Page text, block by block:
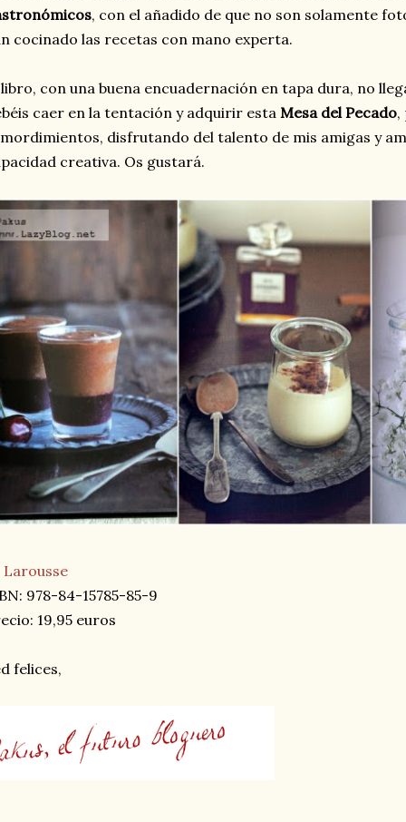
, con el añadido de que no son solamente
cocinado las recetas con mano experta.
con una buena encuadernación en tapa dura, no
caer en la tentación y adquirir esta Mesa del Pecado,
disfrutando del talento de mis amigas y
creativa. Os gustará.
Larousse
978-84-15785-85-9
19,95 euros
felices,